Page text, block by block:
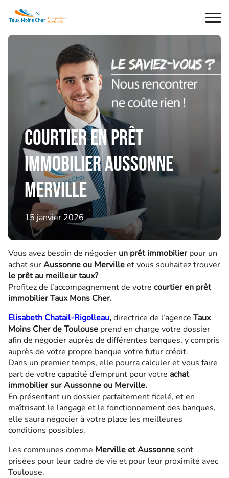
Courtier en prêt
immobilier Aussonne
Merville
15 janvier 2026
Vous avez besoin de négocier un prêt immobilierpour un
achat surAussonne ou Mervilleet vous souhaitez trouver
le prêt au meilleur taux?
Profitez de l’accompagnement de votre courtier en prêt
immobilier Taux Mons Cher.
Elisabeth Chatail-Rigolleau,directrice de l’agence Taux
Moins Cher de Toulouse prend en charge votre dossier
afin de négocier auprès de différentes banques, y compris
auprès de votre propre banque votre futur crédit.
Dans un premier temps, elle pourra calculer et vous faire
part de votre capacité d’emprunt pour votre achat
immobilier sur Aussonne ou Merville.
En présentant un dossier parfaitement ficelé, et en
maîtrisant le langage et le fonctionnement des banques,
elle saura négocier à votre place les meilleures
conditions possibles.
Les communes comme Merville et Aussonne sont
prisées pour leur cadre de vie et pour leur proximité avec
Toulouse.